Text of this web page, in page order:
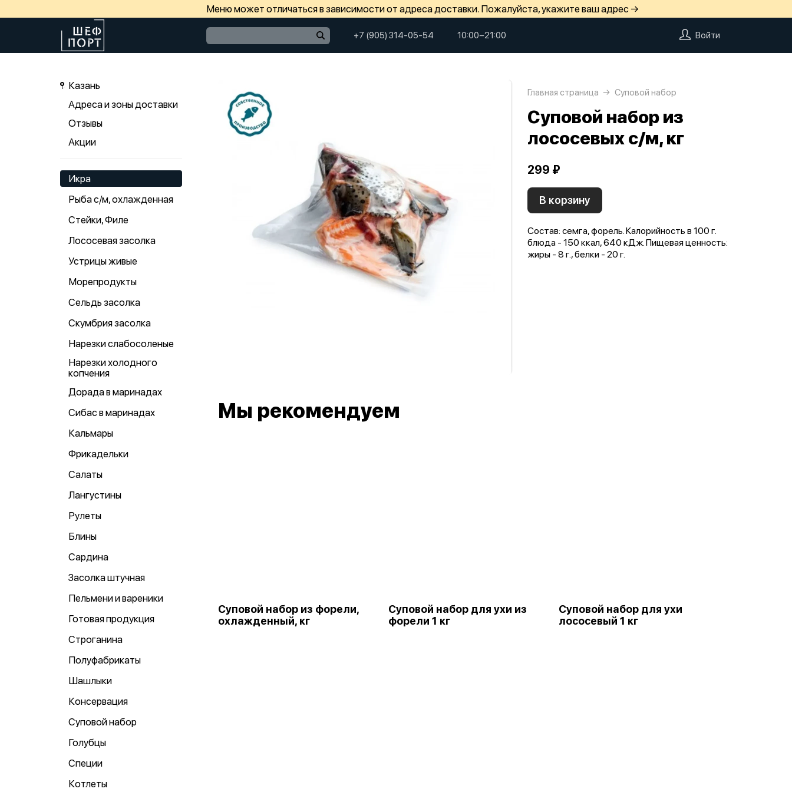
Меню может отличаться в зависимости от адреса доставки. Пожалуйста, укажите ваш адрес →
+7 (905) 314-05-54 10:00−21:00 Войти
Казань
Адреса и зоны доставки
Отзывы
Акции
Икра
Рыба с/м, охлажденная
Стейки, Филе
Лососевая засолка
Устрицы живые
Морепродукты
Сельдь засолка
Скумбрия засолка
Нарезки слабосоленые
Нарезки холодного
копчения
Дорада в маринадах
Сибас в маринадах
Кальмары
Фрикадельки
Салаты
Лангустины
Рулеты
Блины
Сардина
Засолка штучная
Пельмени и вареники
Готовая продукция
Строганина
Полуфабрикаты
Шашлыки
Консервация
Суповой набор
Голубцы
Специи
Котлеты
Главная страница Суповой набор
Суповой набор из
лососевых с/м, кг
299 ₽
В корзину
Состав: семга, форель. Калорийность в 100 г.
блюда - 150 ккал, 640 кДж. Пищевая ценность:
жиры - 8 г., белки - 20 г.
Мы рекомендуем
Суповой набор из форели,
охлажденный, кг
Суповой набор для ухи из
форели 1 кг
Суповой набор для ухи
лососевый 1 кг